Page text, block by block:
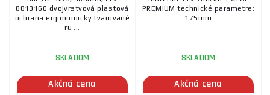
8813160 dvojvrstvová plastová
ochrana ergonomicky tvarované
ru ...
SKLADOM
Akčná cena
PREMIUM technické parametre:
175mm
SKLADOM
Akčná cena